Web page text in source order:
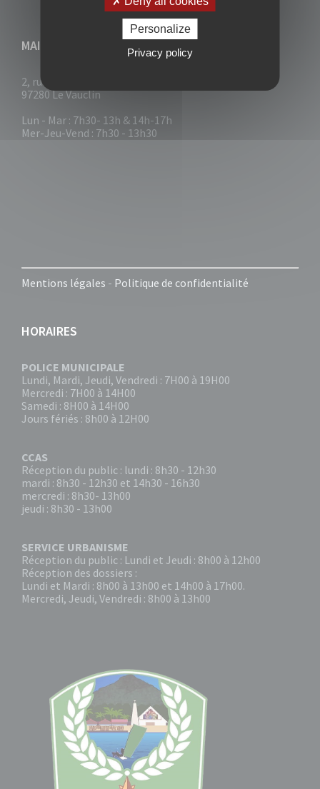
MAIRIE DU VAUCLIN
2, rue Collignon
97280 Le Vauclin
Lun - Mar : 7h30- 13h & 14h-17h
Mer-Jeu-Vend : 7h30 - 13h30
Mentions légales - Politique de confidentialité
HORAIRES
POLICE MUNICIPALE
Lundi, Mardi, Jeudi, Vendredi : 7H00 à 19H00
Mercredi : 7H00 à 14H00
Samedi : 8H00 à 14H00
Jours fériés : 8h00 à 12H00
CCAS
Réception du public : lundi : 8h30 - 12h30
mardi : 8h30 - 12h30 et 14h30 - 16h30
mercredi : 8h30- 13h00
jeudi : 8h30 - 13h00
SERVICE URBANISME
Réception du public : Lundi et Jeudi : 8h00 à 12h00
Réception des dossiers :
Lundi et Mardi : 8h00 à 13h00 et 14h00 à 17h00.
Mercredi, Jeudi, Vendredi : 8h00 à 13h00
Personalize
Privacy policy